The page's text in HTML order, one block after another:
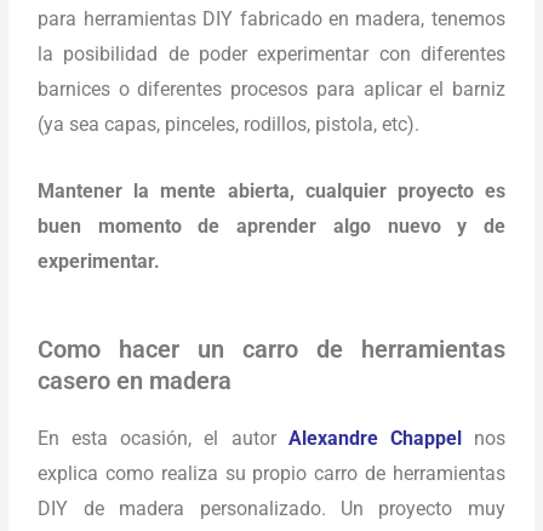
para herramientas DIY fabricado en madera, tenemos
la posibilidad de poder experimentar con diferentes
barnices o diferentes procesos para aplicar el barniz
(ya sea capas, pinceles, rodillos, pistola, etc).
Mantener la mente abierta, cualquier proyecto es
buen momento de aprender algo nuevo y de
experimentar.
Como hacer un carro de herramientas
casero en madera
En esta ocasión, el autor Alexandre Chappel
nos
explica como realiza su propio carro de herramientas
DIY de madera personalizado. Un proyecto muy